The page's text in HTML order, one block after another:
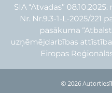
SIA “Atvadas”
Nr. Nr.9.3-1-L-2025/221
pasākuma
uzņēmējdarbības
Eiropas
© 2026